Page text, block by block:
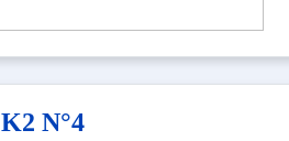
K2 N°4